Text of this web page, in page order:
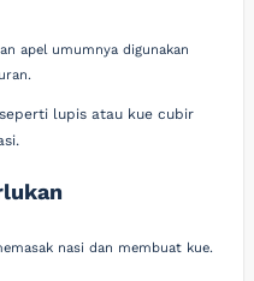
apel umumnya digunakan
lupis atau kue cubir
nasi dan membuat kue.